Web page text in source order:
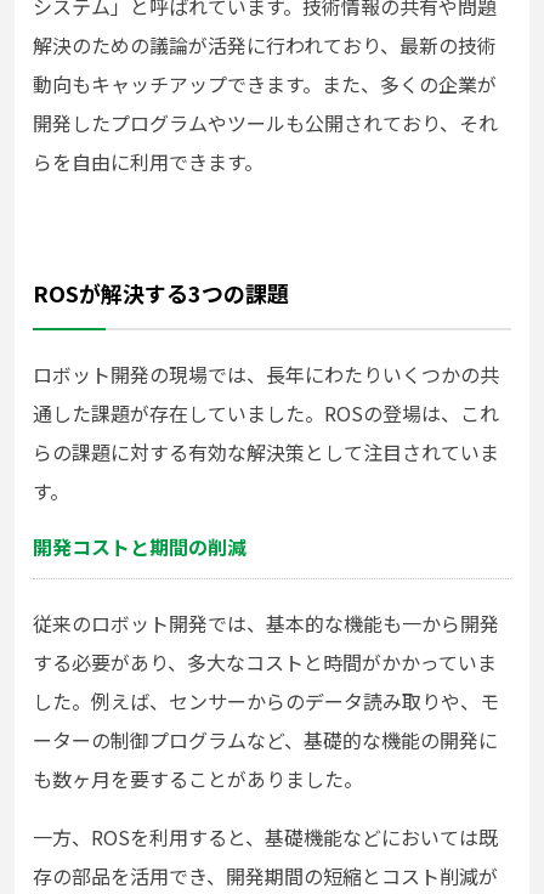
システム」と呼ばれています。技術情報の共有や問題
解決のための議論が活発に行われており、最新の技術
動向もキャッチアップできます。また、多くの企業が
開発したプログラムやツールも公開されており、それ
らを自由に利用できます。
ROSが解決する3つの課題
ロボット開発の現場では、長年にわたりいくつかの共
通した課題が存在していました。ROSの登場は、これ
らの課題に対する有効な解決策として注目されていま
す。
開発コストと期間の削減
従来のロボット開発では、基本的な機能も一から開発
する必要があり、多大なコストと時間がかかっていま
した。例えば、センサーからのデータ読み取りや、モ
ーターの制御プログラムなど、基礎的な機能の開発に
も数ヶ月を要することがありました。
一方、ROSを利用すると、基礎機能などにおいては既
存の部品を活用でき、開発期間の短縮とコスト削減が